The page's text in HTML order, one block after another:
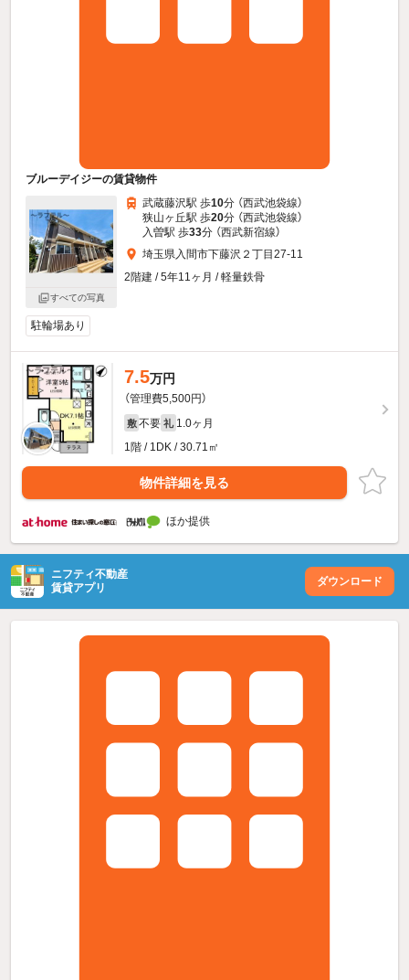
ブルーデイジーの賃貸物件
すべての写真
武蔵藤沢駅 歩10分 （西武池袋線）
狭山ヶ丘駅 歩20分 （西武池袋線）
入曽駅 歩33分 （西武新宿線）
埼玉県入間市下藤沢２丁目27-11
2階建 / 5年11ヶ月 / 軽量鉄骨
駐輪場あり
7.5万円
（管理費5,500円）
敷 不要 礼 1.0ヶ月
1階 / 1DK / 30.71㎡
物件詳細を見る
ほか提供
ニフティ不動産
賃貸アプリ
ダウンロード